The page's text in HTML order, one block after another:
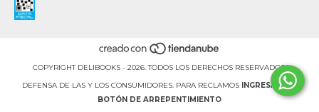
COPYRIGHT DELIBOOKS - 2026. TODOS LOS DERECHOS RESERVADOS.
DEFENSA DE LAS Y LOS CONSUMIDORES. PARA RECLAMOS INGRESÁ ACÁ.
BOTÓN DE ARREPENTIMIENTO